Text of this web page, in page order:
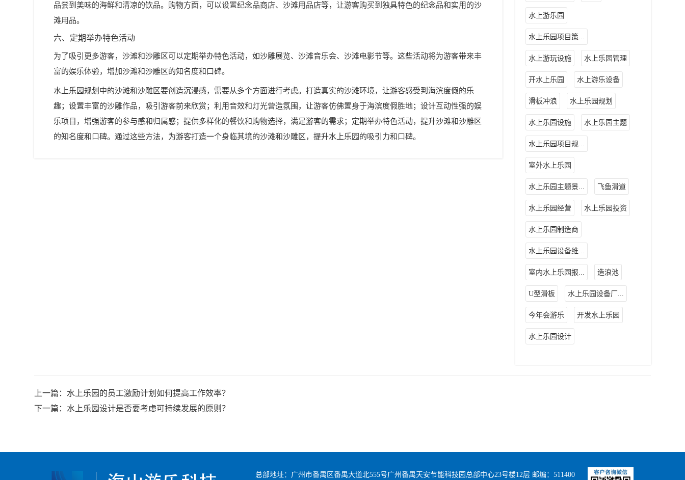
品尝到美味的海鲜和清凉的饮品。购物方面，可以设置纪念品商店、沙滩用品店等，让游客购买到独具特色的纪念品和实用的沙
滩用品。
六、定期举办特色活动
为了吸引更多游客，沙滩和沙雕区可以定期举办特色活动，如沙雕展览、沙滩音乐会、沙滩电影节等。这些活动将为游客带来丰
富的娱乐体验，增加沙滩和沙雕区的知名度和口碑。
水上乐园规划中的沙滩和沙雕区要创造沉浸感，需要从多个方面进行考虑。打造真实的沙滩环境，让游客感受到海滨度假的乐
趣；设置丰富的沙雕作品，吸引游客前来欣赏；利用音效和灯光营造氛围，让游客仿佛置身于海滨度假胜地；设计互动性强的娱
乐项目，增强游客的参与感和归属感；提供多样化的餐饮和购物选择，满足游客的需求；定期举办特色活动，提升沙滩和沙雕区
的知名度和口碑。通过这些方法，为游客打造一个身临其境的沙滩和沙雕区，提升水上乐园的吸引力和口碑。
水上游乐园
水上乐园项目策...
水上游玩设施 水上乐园管理
开水上乐园 水上游乐设备
滑板冲浪 水上乐园规划
水上乐园设施 水上乐园主题
水上乐园项目规...
室外水上乐园
水上乐园主题景... 飞鱼滑道
水上乐园经营 水上乐园投资
水上乐园制造商
水上乐园设备维...
室内水上乐园报... 造浪池
U型滑板 水上乐园设备厂...
今年会游乐 开发水上乐园
水上乐园设计
上一篇： 水上乐园的员工激励计划如何提高工作效率？
下一篇： 水上乐园设计是否要考虑可持续发展的原则？
总部地址：广州市番禺区番禺大道北555号广州番禺天安节能科技园总部中心23号楼12层 邮编：511400